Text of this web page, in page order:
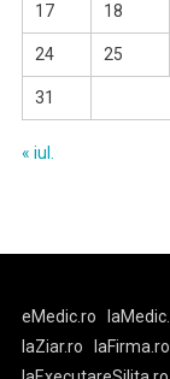
17 18
24 25
31
« iul.
eMedic.ro
laZiar.ro
laFirma.ro